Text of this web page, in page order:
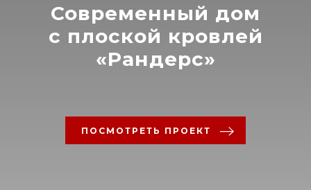
Современный дом
с плоской кровлей
«Рандерс»
ПОСМОТРЕТЬ ПРОЕКТ